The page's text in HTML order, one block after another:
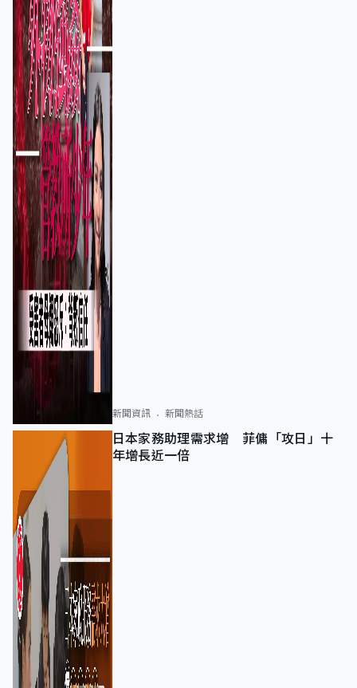
新聞資訊 新聞熱話
日本家務助理需求增 菲傭「攻日」十
年增長近一倍